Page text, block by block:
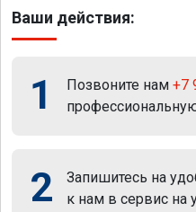
Ваши действия:
1 Позвоните нам +7
2
Запишитесь на
к нам в сервис на